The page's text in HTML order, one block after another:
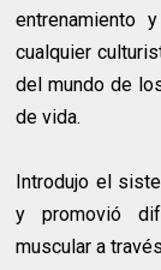
entrenamiento
cualquier
del mundo de
de vida.
Introdujo el
y promovió
muscular a